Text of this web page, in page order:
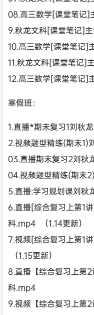
08.高三数学[课堂笔记]
9.秋龙文科[课堂笔记]
10.高三数学[课堂笔记]
11.秋龙文科[课堂笔记]
12.高三数学[课堂笔记]
寒假班：
1.直播*期未复习1刘秋
2.视频题型精练(期末1)
03.直播期末复习2刘秋
04.视频题型精练(期末
5.直播:学习规划课刘秋
6.直播[综合复习上第1
科.mp4 （1.14更新）
7.视频[综合复习上第1
（1.15更新）
8.直播【综合复习上第
科.mp4
9.视频【综合复习上第